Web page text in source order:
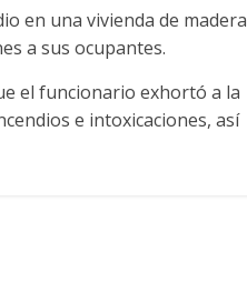
en una vivienda de madera
a sus ocupantes.
el funcionario exhortó a la
e intoxicaciones, así